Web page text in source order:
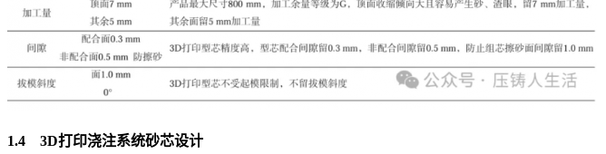
1.4 3D打印浇注系统砂芯设计